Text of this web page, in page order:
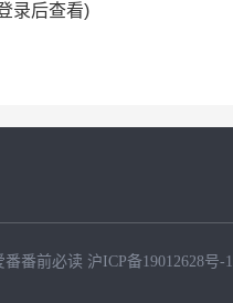
录后查看)
番番前必读 沪ICP备19012628号-1